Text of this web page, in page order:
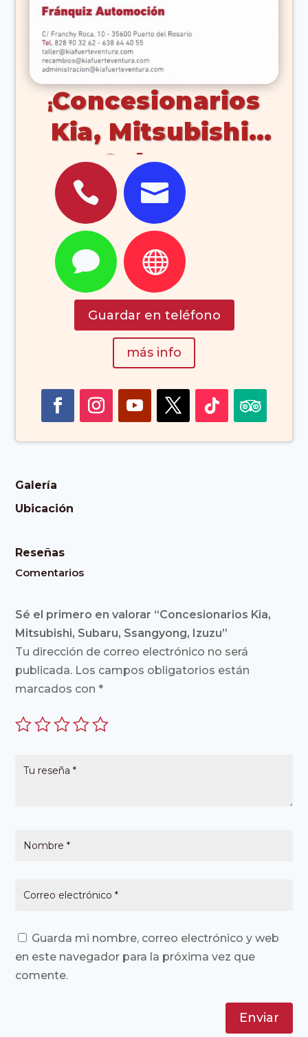
Concesionarios
Kia, Mitsubishi,
Subaru,
Ssangyong, Izuzu
 
 
Guardar en teléfono
más info
Galería
Ubicación
Reseñas
Comentarios
Sé el primero en valorar “Concesionarios Kia,
Mitsubishi, Subaru, Ssangyong, Izuzu”
Tu dirección de correo electrónico no será
publicada. Los campos obligatorios están
marcados con*
Guarda mi nombre, correo electrónico y web
en este navegador para la próxima vez que
comente.
Enviar